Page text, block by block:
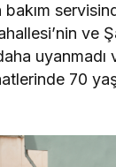
bakım
ve
70